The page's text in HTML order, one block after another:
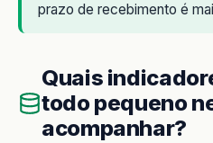
prazo de recebimento é
Quais
todo pequeno
acompanhar?